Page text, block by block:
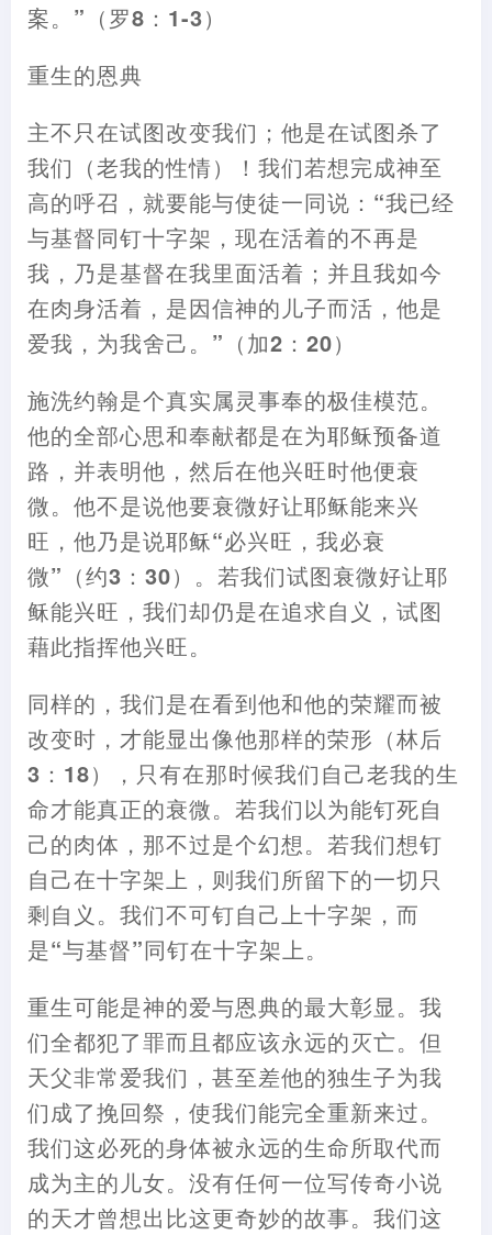
案。” （ 罗8 ： 1-3）
重生的恩典
主不只在试图改变我们 ； 他是在试图杀了
我们 （老我的性情）！ 我们若想完成神至
高的呼召 ， 就要能与使徒一同说 ： “我已经
与基督同钉十字架 ， 现在活着的不再是
我 ， 乃是基督在我里面活着 ； 并且我如今
在肉身活着 ， 是因信神的儿子而活 ， 他是
爱我 ， 为我舍己。” （加2 ： 20）
施洗约翰是个真实属灵事奉的极佳模范。
他的全部心思和奉献都是在为耶稣预备道
路 ， 并表明他 ， 然后在他兴旺时他便衰
微。他不是说他要衰微好让耶稣能来兴
旺 ， 他乃是说耶稣“必兴旺 ， 我必衰
微” （约3 ： 30） 。若我们试图衰微好让耶
稣能兴旺 ， 我们却仍是在追求自义 ， 试图
藉此指挥他兴旺。
同样的 ， 我们是在看到他和他的荣耀而被
改变时 ， 才能显出像他那样的荣形 （林后
3 ： 18）， 只有在那时候我们自己老我的生
命才能真正的衰微。 若我们以为能钉死自
己的肉体 ， 那不过是个幻想。若我们想钉
自己在十字架上 ， 则我们所留下的一切只
剩自义。我们不可钉自己上十字架 ， 而
是“与基督”同钉在十字架上。
重生可能是神的爱与恩典的最大彰显。我
们全都犯了罪而且都应该永远的灭亡。但
天父非常爱我们 ， 甚至差他的独生子为我
们成了挽回祭 ， 使我们能完全重新来过。
我们这必死的身体被永远的生命所取代而
成为主的儿女。没有任何一位写传奇小说
的天才曾想出比这更奇妙的故事。我们这